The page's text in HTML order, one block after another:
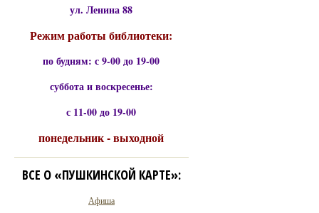
ул. Ленина 88
Режим работы библиотеки:
по будням: с 9-00 до 19-00
суббота и воскресенье:
с 11-00 до 19-00
понедельник - выходной
ВСЕ О «ПУШКИНСКОЙ КАРТЕ»:
Афиша